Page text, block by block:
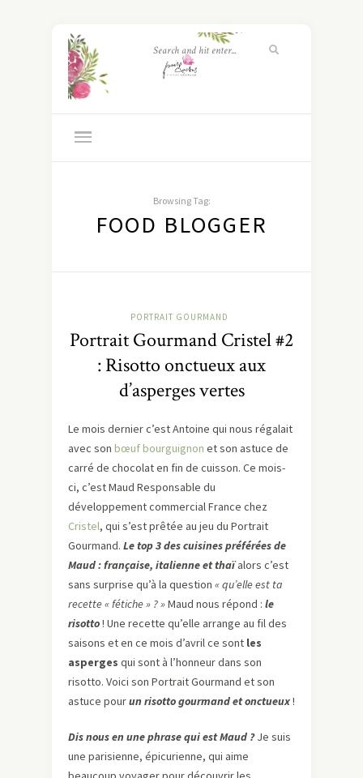
Browsing Tag:
FOOD BLOGGER
PORTRAIT GOURMAND
Portrait Gourmand Cristel #2
: Risotto onctueux aux
d’asperges vertes
Le mois dernier c’est Antoine qui nous régalait
avec son bœuf bourguignon et son astuce de
carré de chocolat en fin de cuisson. Ce mois-
ci, c’est Maud Responsable du
développement commercial France chez
Cristel, qui s’est prêtée au jeu du Portrait
Gourmand. Le top 3 des cuisines préférées de
Maud : française, italienne et thaïalors c’est
sans surprise qu’à la question « qu’elle est ta
recette « fétiche » ? »Maud nous répond : le
risotto! Une recette qu’elle arrange au fil des
saisons et en ce mois d’avril ce sont les
asperges qui sont à l’honneur dans son
risotto. Voici son Portrait Gourmand et son
astuce pourun risotto gourmand et onctueux!
Dis nous en une phrase qui est Maud ?Je suis
une parisienne, épicurienne, qui aime